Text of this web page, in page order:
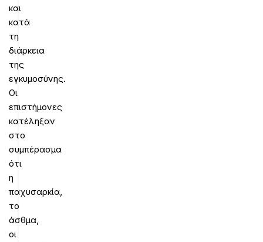
και
κατά
τη
διάρκεια
της
εγκυμοσύνης.
Οι
επιστήμονες
κατέληξαν
στο
συμπέρασμα
ότι
η
παχυσαρκία,
το
άσθμα,
οι